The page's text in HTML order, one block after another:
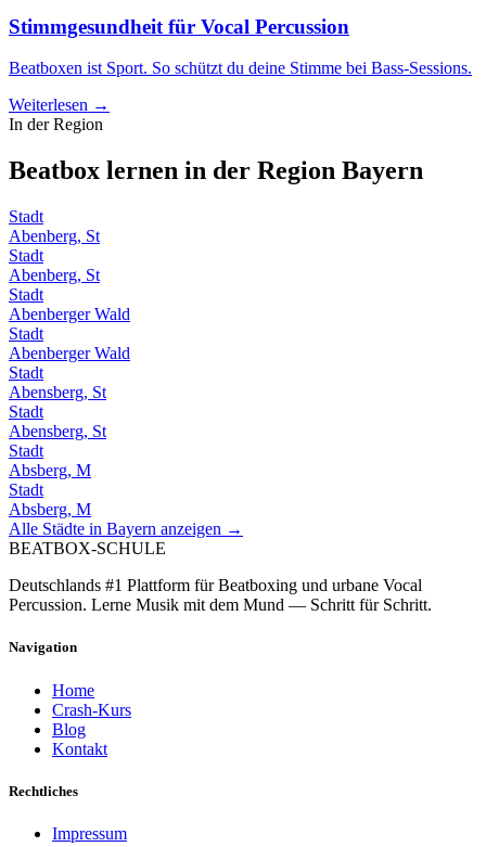
Stimmgesundheit für Vocal Percussion
Beatboxen ist Sport. So schützt du deine Stimme bei Bass-Sessions.
Weiterlesen →
In der Region
Beatbox lernen in der Region Bayern
Stadt
Abenberg, St
Stadt
Abenberg, St
Stadt
Abenberger Wald
Stadt
Abenberger Wald
Stadt
Abensberg, St
Stadt
Abensberg, St
Stadt
Absberg, M
Stadt
Absberg, M
Alle Städte in Bayern anzeigen →
BEATBOX-SCHULE
Deutschlands #1 Plattform für Beatboxing und urbane Vocal
Percussion. Lerne Musik mit dem Mund — Schritt für Schritt.
Navigation
Home
Crash-Kurs
Blog
Kontakt
Rechtliches
Impressum